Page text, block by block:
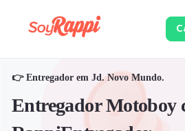
👉 Entregador em Jd. Novo Mundo.
Entregador Motoboy